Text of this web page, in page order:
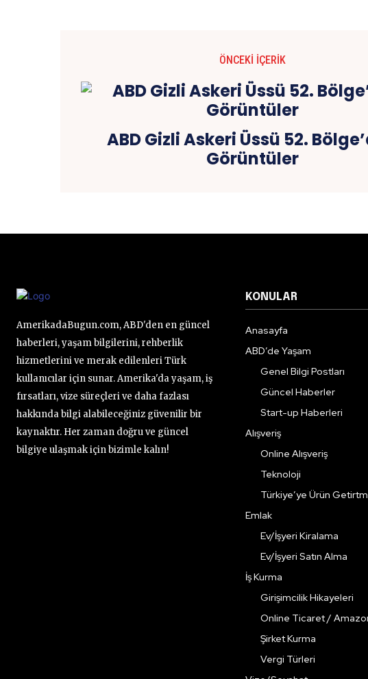
ÖNCEKI İÇERIK
ABD Gizli Askeri Üssü 52.
Görüntüler
AmerikadaBugun.com, ABD'den en güncel
haberleri, yaşam bilgilerini, rehberlik
hizmetlerini ve merak edilenleri Türk
kullanıcılar için sunar. Amerika'da yaşam, iş
fırsatları, vize süreçleri ve daha fazlası
hakkında bilgi alabileceğiniz güvenilir bir
kaynaktır. Her zaman doğru ve güncel
bilgiye ulaşmak için bizimle kalın!
KONULAR
Anasayfa
ABD’de Yaşam
Genel Bilgi Postları
Güncel Haberler
Start-up Haberleri
Alışveriş
Online Alışveriş
Teknoloji
Türkiye’ye Ürün
Emlak
Ev/İşyeri Kiralama
Ev/İşyeri Satın Alma
İş Kurma
Girişimcilik Hikayeleri
Online Ticaret /
Şirket Kurma
Vergi Türleri